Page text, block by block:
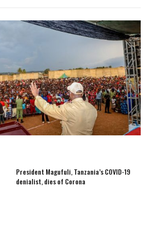
President Magufuli, Tanzania’s COVID-19
denialist, dies of Corona